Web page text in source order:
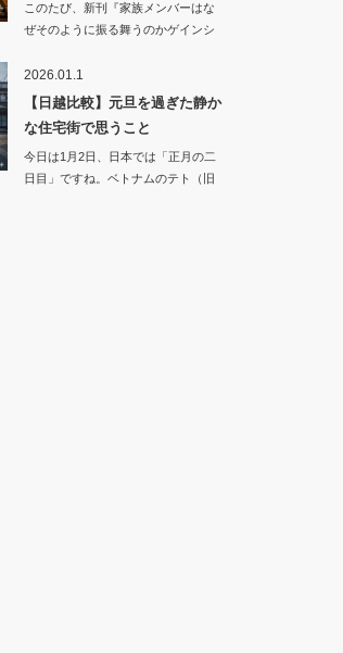
このたび、新刊『家族メンバーはな
ぜそのように振る舞うのかゲインシ
2026.01.1
【日越比較】元旦を過ぎた静か
な住宅街で思うこと
今日は1月2日、日本では「正月の二
日目」ですね。ベトナムのテト（旧